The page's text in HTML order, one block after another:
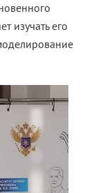
изучать его